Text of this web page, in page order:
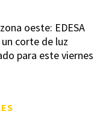
oeste: EDESA
corte de luz
para este viernes